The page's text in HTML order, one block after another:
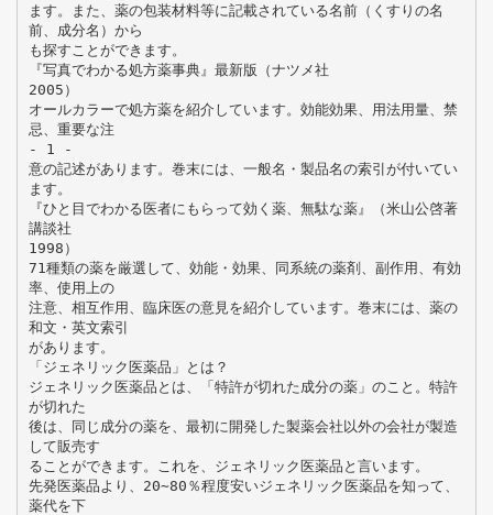
ます。また、薬の包装材料等に記載されている名前（くすりの名
前、成分名）から
も探すことができます。
『写真でわかる処方薬事典』最新版（ナツメ社
2005）
オールカラーで処方薬を紹介しています。効能効果、用法用量、禁
忌、重要な注
- 1 -
意の記述があります。巻末には、一般名・製品名の索引が付いてい
ます。
『ひと目でわかる医者にもらって効く薬、無駄な薬』（米山公啓著
講談社
1998）
71種類の薬を厳選して、効能・効果、同系統の薬剤、副作用、有効
率、使用上の
注意、相互作用、臨床医の意見を紹介しています。巻末には、薬の
和文・英文索引
があります。
「ジェネリック医薬品」とは？
ジェネリック医薬品とは、「特許が切れた成分の薬」のこと。特許
が切れた
後は、同じ成分の薬を、最初に開発した製薬会社以外の会社が製造
して販売す
ることができます。これを、ジェネリック医薬品と言います。
先発医薬品より、20∼80％程度安いジェネリック医薬品を知って、
薬代を下